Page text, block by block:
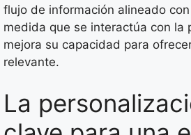
flujo de información alineado
medida que se interactúa con la
mejora su capacidad para
relevante.
La